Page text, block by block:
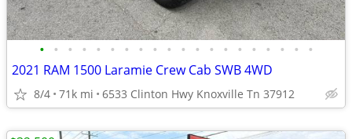
• • • • • • • • • • • • • • • • • • • •
2021 RAM 1500 Laramie Crew Cab SWB 4WD
8/4 71k mi 6533 Clinton Hwy Knoxville Tn 37912